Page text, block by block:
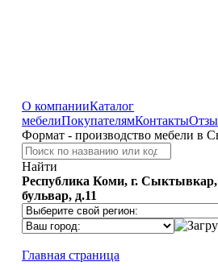
О компанииКаталог
мебелиПокупателямКонтакты
Формат - производство мебели в
Найти
Республика Коми, г.
бульвар, д.11
Главная страница